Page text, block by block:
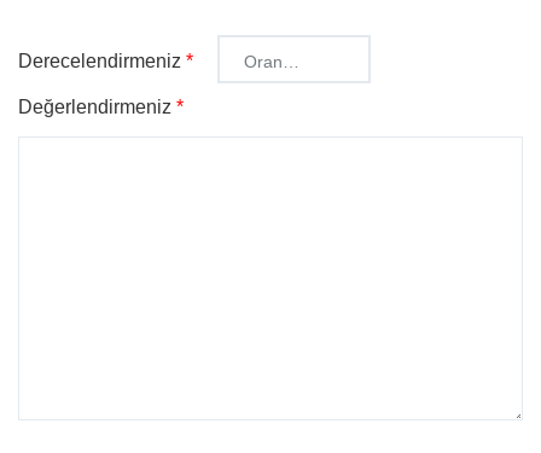
Derecelendirmeniz *
Değerlendirmeniz *